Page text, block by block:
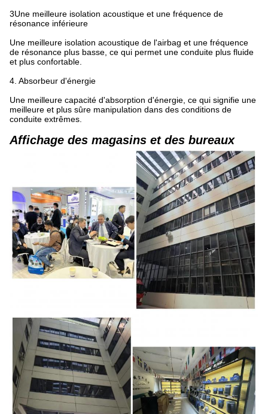
3Une meilleure isolation acoustique et une fréquence de
résonance inférieure
Une meilleure isolation acoustique de l'airbag et une fréquence
de résonance plus basse, ce qui permet une conduite plus fluide
et plus confortable.
4. Absorbeur d'énergie
Une meilleure capacité d'absorption d'énergie, ce qui signifie une
meilleure et plus sûre manipulation dans des conditions de
conduite extrêmes.
Affichage des magasins et des bureaux